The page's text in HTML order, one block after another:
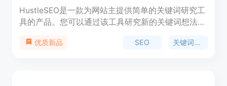
HustleSEO是一款为网站主提供简单的关键词研究工
具的产品。您可以通过该工具研究新的关键词想法，
行SEO优化。此外，AI会为您生成10个与关键词相关
优质新品 SEO 关键词研究